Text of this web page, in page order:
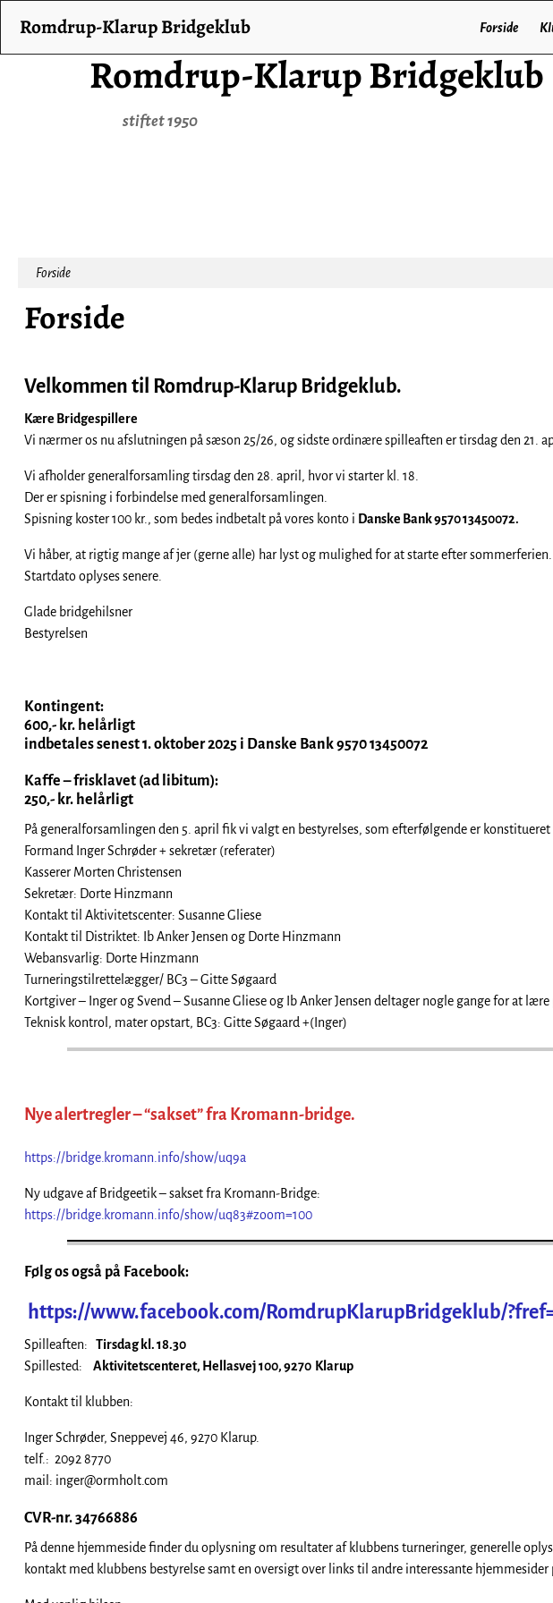
Romdrup-Klarup Bridgeklub
stiftet 1950
Romdrup-Klarup Bridgeklub Forside
Forside
Forside
Velkommen til Romdrup-Klarup Bridgeklub.
Kære Bridgespillere
Vi nærmer os nu afslutningen på sæson 25/26, og sidste ordinære spilleaften er tirsdag den 21.
Vi afholder generalforsamling tirsdag den 28. april, hvor vi starter kl. 18.
Der er spisning i forbindelse med generalforsamlingen.
Spisning koster 100 kr., som bedes indbetalt på vores konto i Danske Bank 9570 13450072.
Vi håber, at rigtig mange af jer (gerne alle) har lyst og mulighed for at starte efter sommerferien.
Startdato oplyses senere.
Glade bridgehilsner
Bestyrelsen
Kontingent:
600,- kr. helårligt
indbetales senest 1. oktober 2025 i Danske Bank 9570 13450072
Kaffe – frisklavet (ad libitum):
250,- kr. helårligt
På generalforsamlingen den 5. april fik vi valgt en bestyrelses, som efterfølgende er
Formand Inger Schrøder + sekretær (referater)
Kasserer Morten Christensen
Sekretær: Dorte Hinzmann
Kontakt til Aktivitetscenter: Susanne Gliese
Kontakt til Distriktet: Ib Anker Jensen og Dorte Hinzmann
Webansvarlig: Dorte Hinzmann
Turneringstilrettelægger/ BC3 – Gitte Søgaard
Kortgiver – Inger og Svend – Susanne Gliese og Ib Anker Jensen deltager nogle gange for at lære
Teknisk kontrol, mater opstart, BC3: Gitte Søgaard +(Inger)
Nye alertregler – “sakset” fra Kromann-bridge.
https://bridge.kromann.info/show/uq9a
Ny udgave af Bridgeetik – sakset fra Kromann-Bridge:
https://bridge.kromann.info/show/uq83#zoom=100
Følg os også på Facebook:
https://www.facebook.com/RomdrupKlarupBridgeklub/
Spilleaften: Tirsdag kl. 18.30
Spillested: Aktivitetscenteret, Hellasvej 100, 9270 Klarup
Kontakt til klubben:
Inger Schrøder, Sneppevej 46, 9270 Klarup.
telf.: 2092 8770
mail: inger@ormholt.com
CVR-nr. 34766886
På denne hjemmeside finder du oplysning om resultater af klubbens turneringer, generelle
kontakt med klubbens bestyrelse samt en oversigt over links til andre interessante